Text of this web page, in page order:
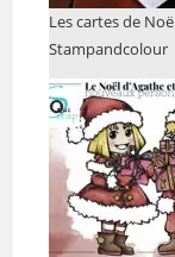
Les cartes de
Stampandcolour